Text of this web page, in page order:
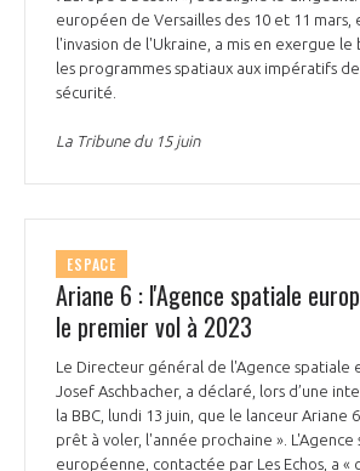
européen de Versailles des 10 et 11 mars,
l'invasion de l'Ukraine, a mis en exergue
les programmes spatiaux aux impératifs
sécurité.
La Tribune du 15 juin
ESPACE
Ariane 6 : l'Agence spatiale
le premier vol à 2023
Le Directeur général de l'Agence spatiale
Josef Aschbacher, a déclaré, lors d’une
la BBC, lundi 13 juin, que le lanceur Ariane
prêt à voler, l'année prochaine ». L'Agence
européenne, contactée par Les Echos, a «